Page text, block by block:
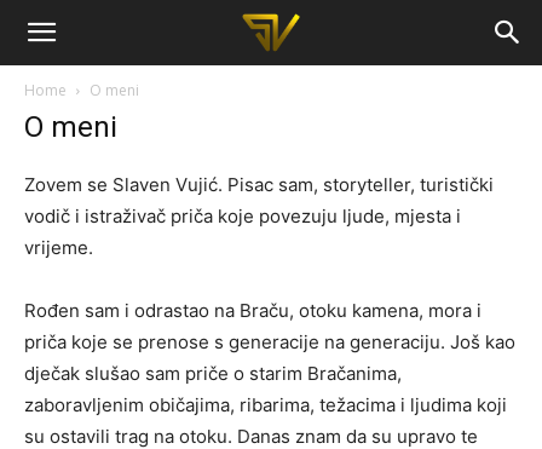
Slaven
Vujic
Home O meni
O meni
Zovem se Slaven Vujić. Pisac sam, storyteller, turistički
vodič i istraživač priča koje povezuju ljude, mjesta i
vrijeme.
Rođen sam i odrastao na Braču, otoku kamena, mora i
priča koje se prenose s generacije na generaciju. Još kao
dječak slušao sam priče o starim Bračanima,
zaboravljenim običajima, ribarima, težacima i ljudima koji
su ostavili trag na otoku. Danas znam da su upravo te